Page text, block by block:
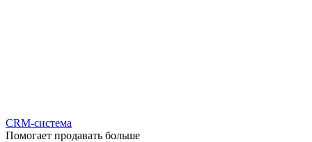
CRM-система
Помогает продавать больше